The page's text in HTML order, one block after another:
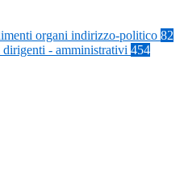
organi indirizzo-politico 82
- amministrativi 454